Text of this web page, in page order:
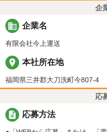
企
business 企業名
有限会社今上運送
place 本社所在地
福岡県三井郡大刀洗町今807-4
応
description 応募方法